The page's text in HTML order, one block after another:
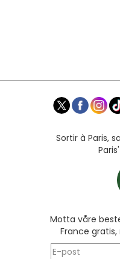
Sortir à Paris,
Motta våre
France